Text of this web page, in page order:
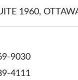
1960,
9030
4111